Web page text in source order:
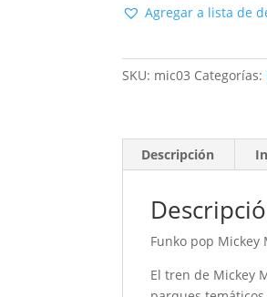
Mouse
-
Agregar a lista de
SKU: mic03 Categorías:
Descripción
Funko pop
El tren de Mickey